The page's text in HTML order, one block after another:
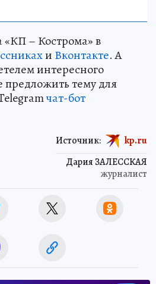
– Кострома» в
и Вконтакте. А
интересного
предложить тему для
чат-бот
Дария ЗАЛЕССКАЯ
журналист
Источник: kp.ru